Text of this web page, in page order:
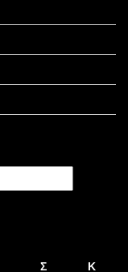
Σ Κ